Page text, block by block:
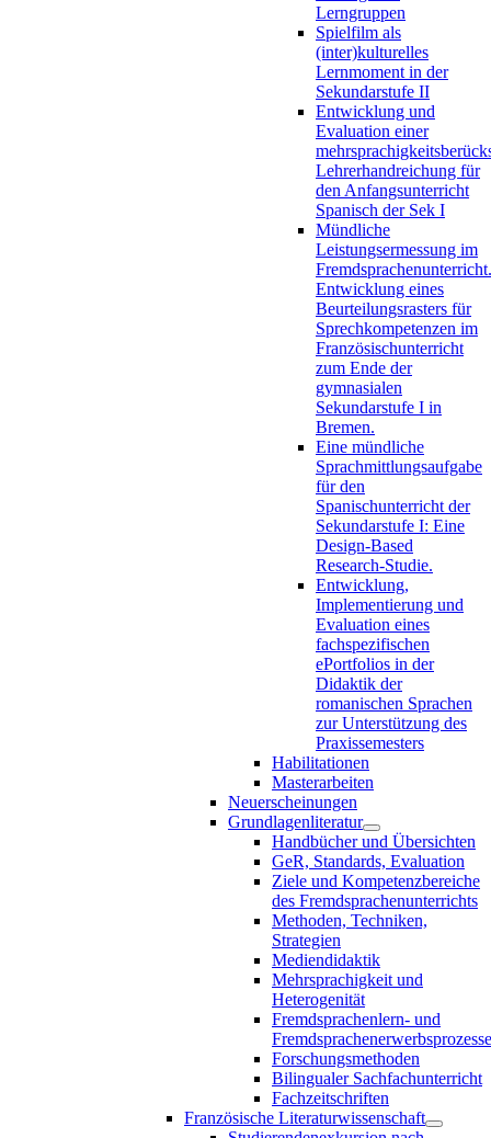
Lerngruppen
Spielfilm als
(inter)kulturelles
Lernmoment in der
Sekundarstufe II
Entwicklung und
Evaluation einer
Lehrerhandreichung für
den Anfangsunterricht
Spanisch der Sek I
Mündliche
Leistungsermessung im
Fremdsprachenunterricht.
Entwicklung eines
Beurteilungsrasters für
Sprechkompetenzen im
Französischunterricht
zum Ende der
gymnasialen
Sekundarstufe I in
Bremen.
Eine mündliche
Sprachmittlungsaufgabe
für den
Spanischunterricht der
Sekundarstufe I: Eine
Design-Based
Research-Studie.
Entwicklung,
Implementierung und
Evaluation eines
fachspezifischen
ePortfolios in der
Didaktik der
romanischen Sprachen
zur Unterstützung des
Praxissemesters
Habilitationen
Masterarbeiten
Neuerscheinungen
Grundlagenliteratur
Handbücher und Übersichten
GeR, Standards, Evaluation
Ziele und Kompetenzbereiche
des Fremdsprachenunterrichts
Methoden, Techniken,
Strategien
Mediendidaktik
Mehrsprachigkeit und
Heterogenität
Fremdsprachenlern- und
Fremdsprachenerwerbsprozesse
Forschungsmethoden
Bilingualer Sachfachunterricht
Fachzeitschriften
Französische Literaturwissenschaft